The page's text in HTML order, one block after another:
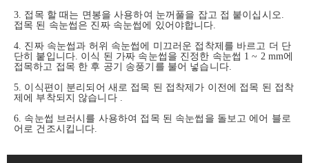
3. 접목 할 때는 면봉을 사용하여 눈꺼풀을 잡고 접 붙이십시오.
접목 된 속눈썹은 진짜 속눈썹에 있어야합니다.
4. 진짜 속눈썹과 허위 속눈썹에 미끄러운 접착제를 바르고 더 단
단히 붙입니다. 이식 된 가짜 속눈썹을 진정한 속눈썹 1 ~ 2 mm에
접목하고 접목 한 후 공기 송풍기를 불어 넣습니다.
5. 이식편이 분리되어 새로 접목 된 접착제가 이전에 접목 된 접착
제에 부착되지 않습니다 .
6. 속눈썹 브러시를 사용하여 접목 된 속눈썹을 돌보고 에어 블로
어로 건조시킵니다.